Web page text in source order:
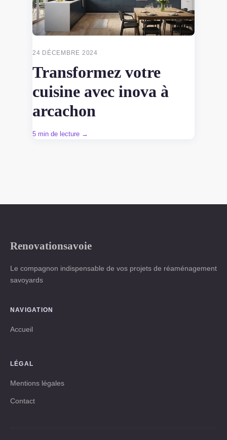
24 DÉCEMBRE 2024
Transformez votre
cuisine avec inova à
arcachon
5 min de lecture →
Renovationsavoie
Le compagnon indispensable de vos projets de réaménagement
savoyards
NAVIGATION
Accueil
LÉGAL
Mentions légales
Contact